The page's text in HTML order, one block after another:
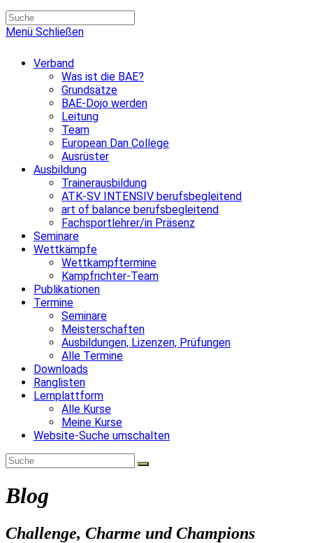
Menü Schließen
Verband
Was ist die BAE?
Grundsätze
BAE-Dojo werden
Leitung
Team
European Dan College
Ausrüster
Ausbildung
Trainerausbildung
ATK-SV INTENSIV berufsbegleitend
art of balance berufsbegleitend
Fachsportlehrer/in Präsenz
Seminare
Wettkämpfe
Wettkampftermine
Kampfrichter-Team
Publikationen
Termine
Seminare
Meisterschaften
Ausbildungen, Lizenzen, Prüfungen
Alle Termine
Downloads
Ranglisten
Lernplattform
Alle Kurse
Meine Kurse
Website-Suche umschalten
Blog
Challenge, Charme und Champions